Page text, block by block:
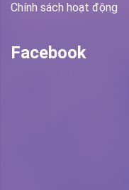
Chính sách hoạt động
Facebook